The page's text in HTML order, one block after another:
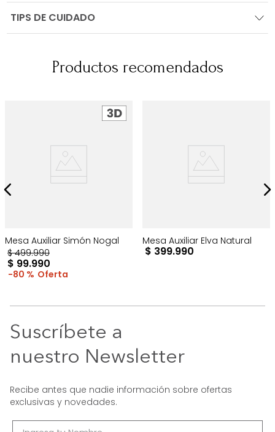
TIPS DE CUIDADO
Productos recomendados
Mesa Auxiliar Simón Nogal
$ 499.990
$ 99.990
80 %
Mesa Auxiliar Elva Natural
$ 399.990
Suscríbete a
nuestro Newsletter
Recibe antes que nadie información sobre ofertas
exclusivas y novedades.